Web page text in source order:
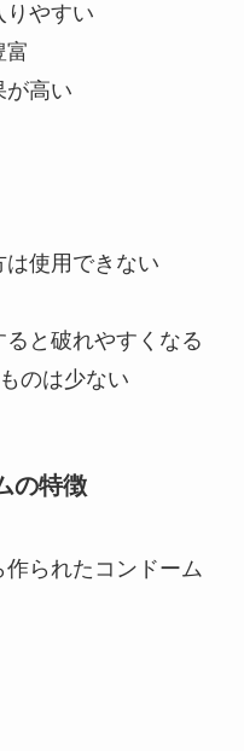
りやすい
富
が高い
は使用できない
ると破れやすくなる
のは少ない
の特徴
られたコンドーム